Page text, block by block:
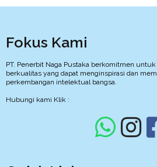
Fokus Kami
PT. Penerbit Naga Pustaka berkomitmen
berkualitas yang dapat menginspirasi dan
perkembangan intelektual bangsa.
Hubungi kami Klik :